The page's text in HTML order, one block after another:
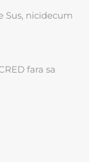
Sus, nicidecum
fara sa